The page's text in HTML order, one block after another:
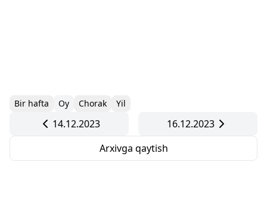
Bir hafta Oy Chorak Yil
14.12.2023
16.12.2023
Arxivga qaytish